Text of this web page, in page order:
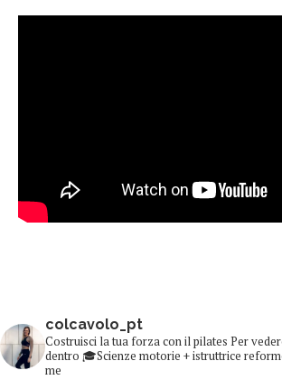
colcavolo_pt
Costruisci la tua forza con il pilates Per
dentro 🎓Scienze motorie + istruttrice
me